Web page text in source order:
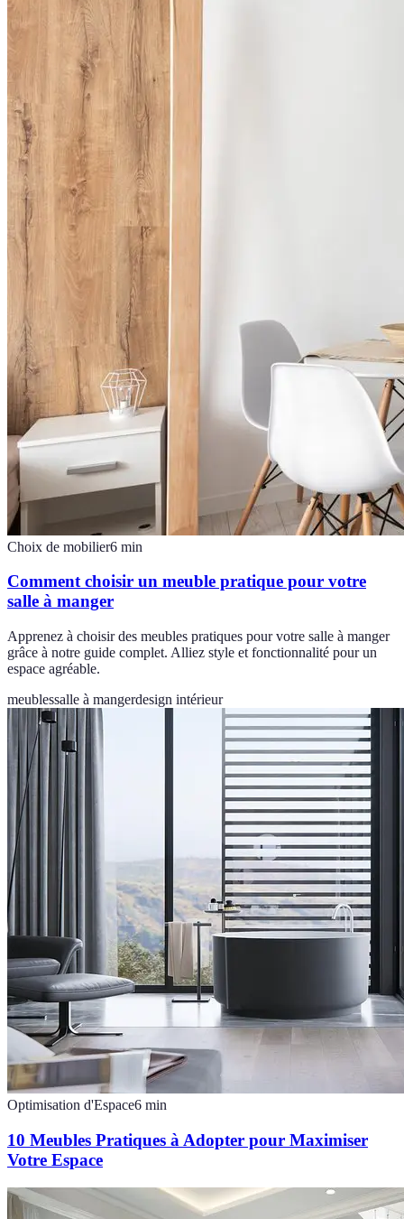
Choix de mobilier6 min
Comment choisir un meuble pratique pour votre
salle à manger
Apprenez à choisir des meubles pratiques pour votre salle à manger
grâce à notre guide complet. Alliez style et fonctionnalité pour un
espace agréable.
meublessalle à mangerdesign intérieur
Optimisation d'Espace6 min
10 Meubles Pratiques à Adopter pour Maximiser
Votre Espace